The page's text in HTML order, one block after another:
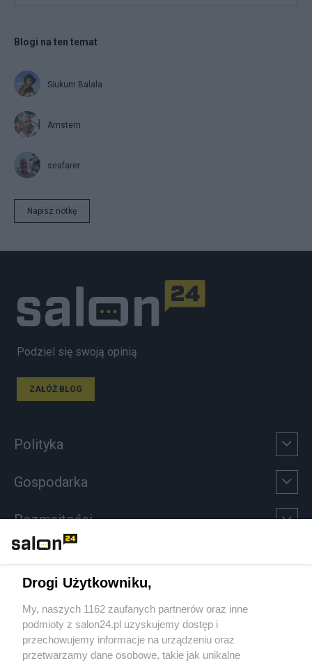
Blogi na ten temat
Siukum Balala
Amstern
seafarer
Napisz notkę
Podziel się swoją opinią
ZAŁÓŻ BLOG
Polityka
Gospodarka
Rozmaitości
Sport
Społeczeństwo
Drogi Użytkowniku,
My, naszych 1162 zaufanych partnerów oraz inne
podmioty z salon24.pl uzyskujemy dostęp i
przechowujemy informacje na urządzeniu oraz
przetwarzamy dane osobowe, takie jak unikalne